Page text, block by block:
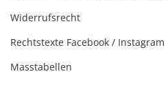
Widerrufsrecht
Rechtstexte Facebook / Instagram
Masstabellen